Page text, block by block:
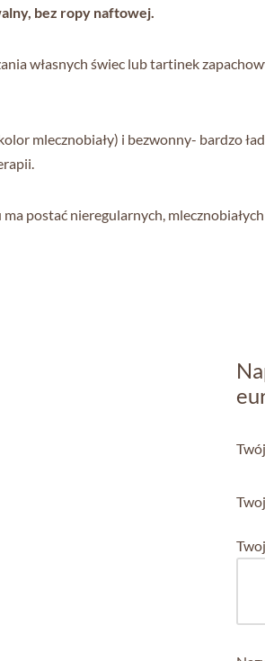
bez ropy naftowej.
własnych świec lub tartinek
mlecznobiały) i bezwonny- bardzo
postać nieregularnych,